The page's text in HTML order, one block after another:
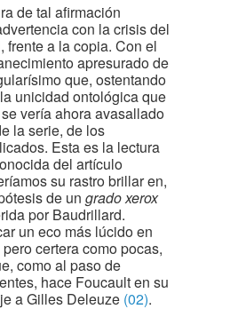
de tal afirmación
con la crisis del
frente a la copia. Con el
apresurado de
que, ostentando
unicidad ontológica que
vería ahora avasallado
la serie, de los
Esta es la lectura
del artículo
su rastro brillar en,
de un grado xerox
por Baudrillard.
un eco más lúcido en
certera como pocas,
como al paso de
hace Foucault en su
a Gilles Deleuze (02).